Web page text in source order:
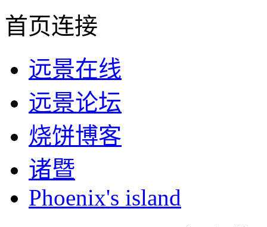
首页连接
远景在线
远景论坛
烧饼博客
诸暨
Phoenix's island